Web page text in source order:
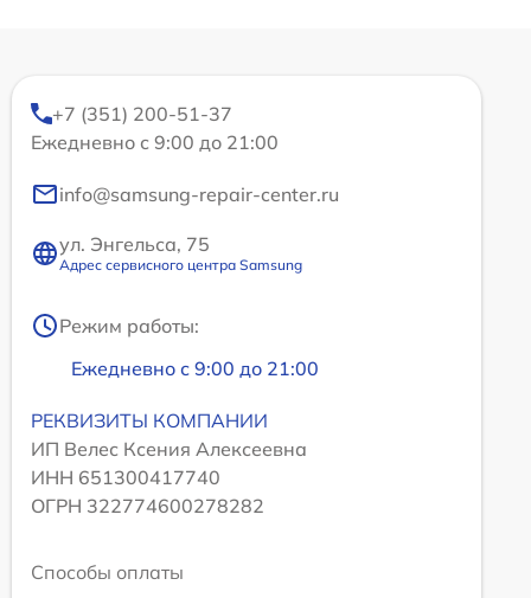
+7 (351) 200-51-37
Ежедневно с 9:00 до 21:00
info@samsung-repair-center.ru
ул. Энгельса, 75
Адрес сервисного центра Samsung
Режим работы:
Ежедневно с 9:00 до 21:00
РЕКВИЗИТЫ КОМПАНИИ
ИП Велес Ксения Алексеевна
ИНН 651300417740
ОГРН 322774600278282
Способы оплаты